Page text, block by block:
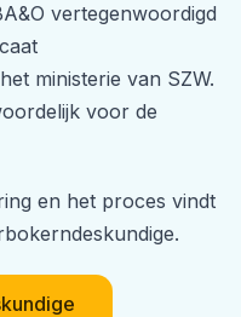
vertegenwoordigd
ministerie van SZW.
voor de
en het proces vindt